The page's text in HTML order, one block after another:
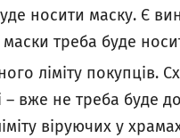
носити маску. Є
треба буде
ліміту покупців.
– вже не треба буде
віруючих у